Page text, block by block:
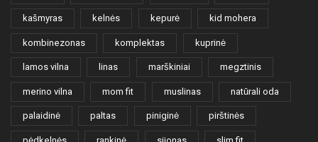
kašmyras kelnės kepurė kid mohera
kombinezonas komplektas kuprinė
lamos vilna linas marškiniai megztinis
merino vilna mom fit muslinas natūrali oda
palaidinė paltas piniginė pirštinės